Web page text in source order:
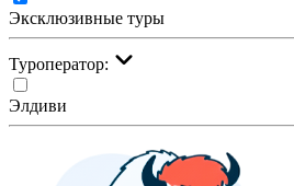
Эксклюзивные туры
Туроператор:
Элдиви